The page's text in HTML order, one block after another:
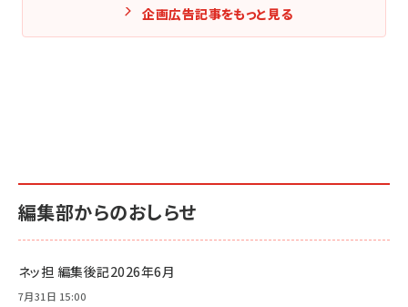
企画広告記事をもっと見る
編集部からのおしらせ
ネッ担 編集後記2026年6月
7月31日 15:00